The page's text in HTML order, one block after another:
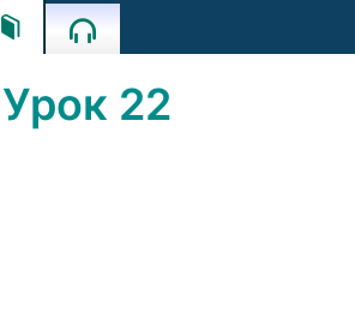
 
Урок 22